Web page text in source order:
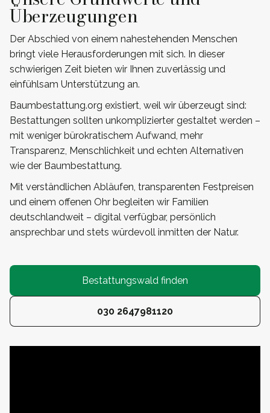
Überzeugungen
Der Abschied von einem nahestehenden Menschen
bringt viele Herausforderungen mit sich. In dieser
schwierigen Zeit bieten wir Ihnen zuverlässig und
einfühlsam Unterstützung an.
Baumbestattung.org existiert, weil wir überzeugt sind:
Bestattungen sollten unkomplizierter gestaltet werden –
mit weniger bürokratischem Aufwand, mehr
Transparenz, Menschlichkeit und echten Alternativen
wie der Baumbestattung.
Mit verständlichen Abläufen, transparenten Festpreisen
und einem offenen Ohr begleiten wir Familien
deutschlandweit – digital verfügbar, persönlich
ansprechbar und stets würdevoll inmitten der Natur.
Bestattungswald finden
030 2647981120